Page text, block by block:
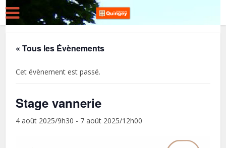
« Tous les Évènements
Cet évènement est passé.
Stage vannerie
4 août 2025/9h30 - 7 août 2025/12h00